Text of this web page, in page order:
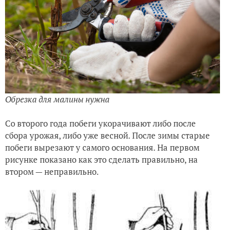
Обрезка для малины нужна
Со второго года побеги укорачивают либо после
сбора урожая, либо уже весной. После зимы старые
побеги вырезают у самого основания. На первом
рисунке показано как это сделать правильно, на
втором — неправильно.